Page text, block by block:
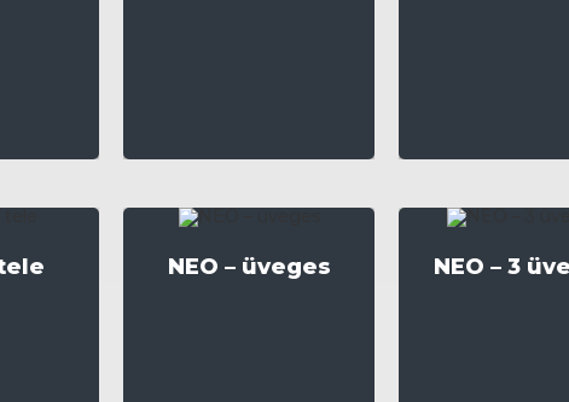
NEO – üveges NEO – 3